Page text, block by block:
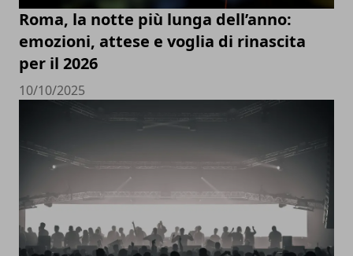
Roma, la notte più lunga dell’anno:
emozioni, attese e voglia di rinascita
per il 2026
10/10/2025